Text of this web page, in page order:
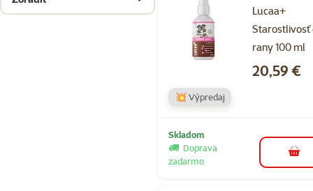
Lucaa+
Starostlivosť
rany 100 ml
Cena
20,59 €
💥 Výpredaj
Skladom
Doprava
zadarmo
do